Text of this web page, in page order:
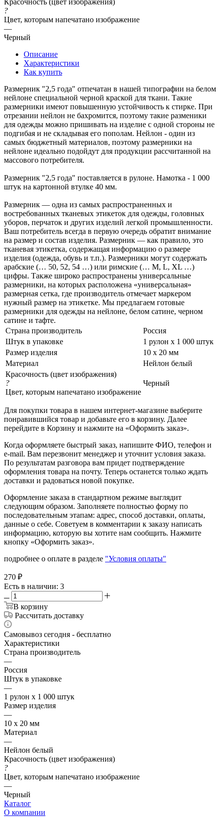
?
Цвет, которым напечатано изображение
—
Черный
Описание
Характеристики
Как купить
Размерник "2,5 года" отпечатан в нашей типографии на белом
нейлоне специальной черной краской для ткани. Такие
размерники имеют повышенную устойчивость к стирке. При
отрезании нейлон не бахромится, поэтому такие разменики
для одежды можно пришивать на изделие с одной стороны не
подгибая и не складывая его пополам. Нейлон - один из
самых бюджетный материалов, поэтому размерники на
нейлоне идеально подойдут для продукции рассчитанной на
массового потребителя.
Размерник "2,5 года" поставляется в рулоне. Намотка - 1 000
штук на картонной втулке 40 мм.
Размерник — одна из самых распространенных и
востребованных тканевых этикеток для одежды, головных
уборов, перчаток и других изделий легкой промышленности.
Ваш потребитель всегда в первую очередь обратит внимание
на размер и состав изделия. Размерник — как правило, это
тканевая этикетка, содержащая информацию о размере
изделия (одежда, обувь и т.п.). Размерники могут содержать
арабские (… 50, 52, 54 …) или римские (… M, L, XL …)
цифры. Также широко распространены универсальные
размерники, на которых расположена «универсальная»
размерная сетка, где производитель отмечает маркером
нужный размер на этикетке. Мы предлагаем готовые
размерники для одежды на нейлоне, белом сатине, черном
сатине и тафте.
Страна производитель
Россия
Штук в упаковке
1 рулон х 1 000 штук
Размер изделия
10 х 20 мм
Материал
Нейлон белый
Красочность (цвет изображения)
?
Цвет, которым напечатано изображение
Черный
Для покупки товара в нашем интернет-магазине выберите
понравившийся товар и добавьте его в корзину. Далее
перейдите в Корзину и нажмите на «Оформить заказ».
Когда оформляете быстрый заказ, напишите ФИО, телефон и
e-mail. Вам перезвонит менеджер и уточнит условия заказа.
По результатам разговора вам придет подтверждение
оформления товара на почту. Теперь останется только ждать
доставки и радоваться новой покупке.
Оформление заказа в стандартном режиме выглядит
следующим образом. Заполняете полностью форму по
последовательным этапам: адрес, способ доставки, оплаты,
данные о себе. Советуем в комментарии к заказу написать
информацию, которую вы хотите нам сообщить. Нажмите
кнопку «Оформить заказ».
подробнее о оплате в разделе "Условия оплаты"
270 ₽
Есть в наличии: 3
В корзину
Рассчитать доставку
Самовывоз сегодня - бесплатно
Характеристики
Страна производитель
—
Россия
Штук в упаковке
—
1 рулон х 1 000 штук
Размер изделия
—
10 х 20 мм
Материал
—
Нейлон белый
Красочность (цвет изображения)
?
Цвет, которым напечатано изображение
—
Черный
Каталог
О компании